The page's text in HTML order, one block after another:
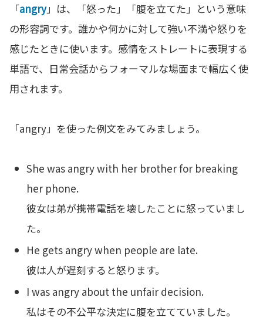
「angry」は、「怒った」「腹を立てた」という意味
の形容詞です。誰かや何かに対して強い不満や怒りを
感じたときに使います。感情をストレートに表現する
単語で、日常会話からフォーマルな場面まで幅広く使
用されます。
「angry」を使った例文をみてみましょう。
She was angry with her brother for breaking
her phone.
彼女は弟が携帯電話を壊したことに怒っていまし
た。
He gets angry when people are late.
彼は人が遅刻すると怒ります。
I was angry about the unfair decision.
私はその不公平な決定に腹を立てていました。